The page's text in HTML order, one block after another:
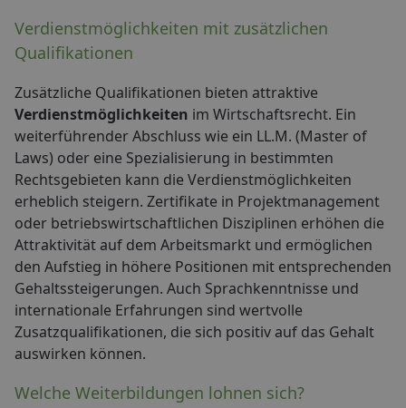
Verdienstmöglichkeiten mit zusätzlichen
Qualifikationen
Zusätzliche Qualifikationen bieten attraktive
Verdienstmöglichkeiten im Wirtschaftsrecht. Ein
weiterführender Abschluss wie ein LL.M. (Master of
Laws) oder eine Spezialisierung in bestimmten
Rechtsgebieten kann die Verdienstmöglichkeiten
erheblich steigern. Zertifikate in Projektmanagement
oder betriebswirtschaftlichen Disziplinen erhöhen die
Attraktivität auf dem Arbeitsmarkt und ermöglichen
den Aufstieg in höhere Positionen mit entsprechenden
Gehaltssteigerungen. Auch Sprachkenntnisse und
internationale Erfahrungen sind wertvolle
Zusatzqualifikationen, die sich positiv auf das Gehalt
auswirken können.
Welche Weiterbildungen lohnen sich?